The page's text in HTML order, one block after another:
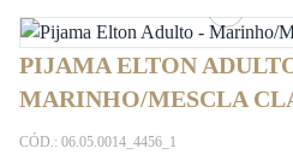
PIJAMA ELTON
MARINHO/MESCLA
CÓD.: 06.05.0014_4456_1